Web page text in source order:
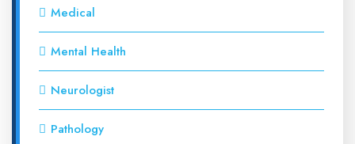
Medical
Mental Health
Neurologist
Pathology